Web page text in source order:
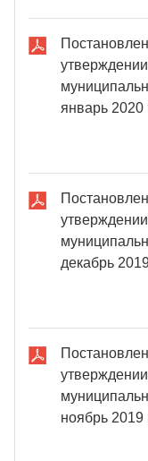
январь 2020
декабрь
ноябрь 2019